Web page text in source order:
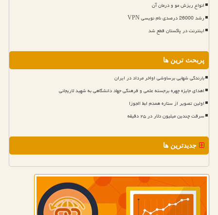
انواع ریزش مو و درمان آن
رشد 26000 درصدی نام نویسی VPN
اینترنت در پاکستان قطع شد
پربحث ترین ها
بارندگی شهابی برساوشی اواخر مرداد در ایران
اهدای جایزه چهره برجسته علمی و فرهنگی جهاد دانشگاهی به شهید لاریجانی
اولین تصویر از ستاره همدم ابط الجوزا
سرقت چندین میلیون دلار در ۲۵ دقیقه
جدیدترین ها